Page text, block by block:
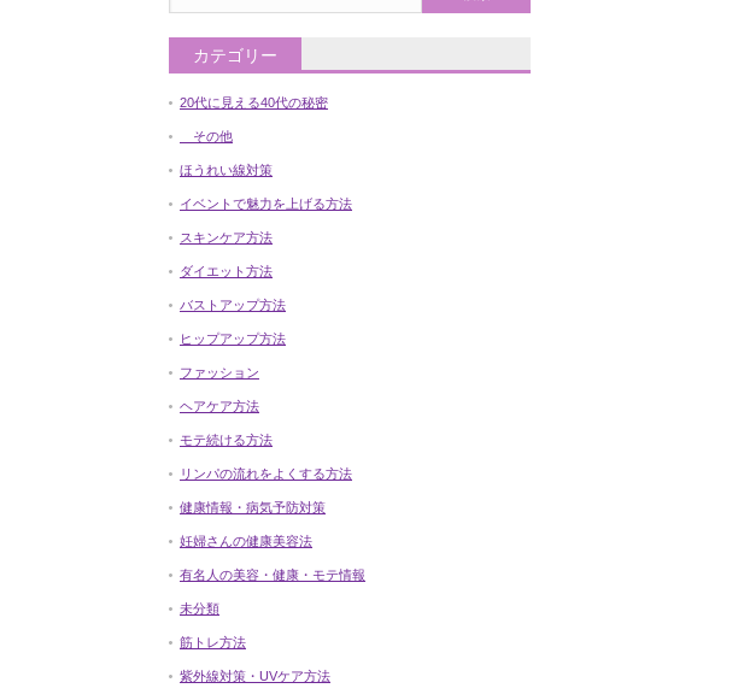
カテゴリー
20代に見える40代の秘密
その他
ほうれい線対策
イベントで魅力を上げる方法
スキンケア方法
ダイエット方法
バストアップ方法
ヒップアップ方法
ファッション
ヘアケア方法
モテ続ける方法
リンパの流れをよくする方法
健康情報・病気予防対策
妊婦さんの健康美容法
有名人の美容・健康・モテ情報
未分類
筋トレ方法
紫外線対策・UVケア方法